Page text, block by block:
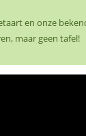
en onze
maar geen tafel!